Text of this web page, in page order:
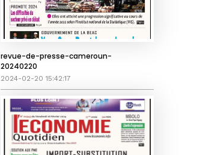
revue-de-presse-cameroun-
20240220
2024-02-20 15:42:17